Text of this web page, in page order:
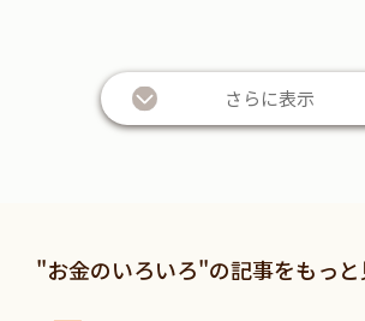
さらに表示
"お金のいろいろ"の記事をもっと